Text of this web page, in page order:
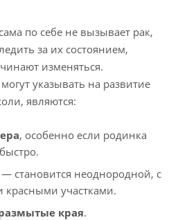
по себе не вызывает рак,
за их состоянием,
изменяться.
указывать на развитие
являются:
, особенно если родинка
— становится неоднородной, с
участками.
края.